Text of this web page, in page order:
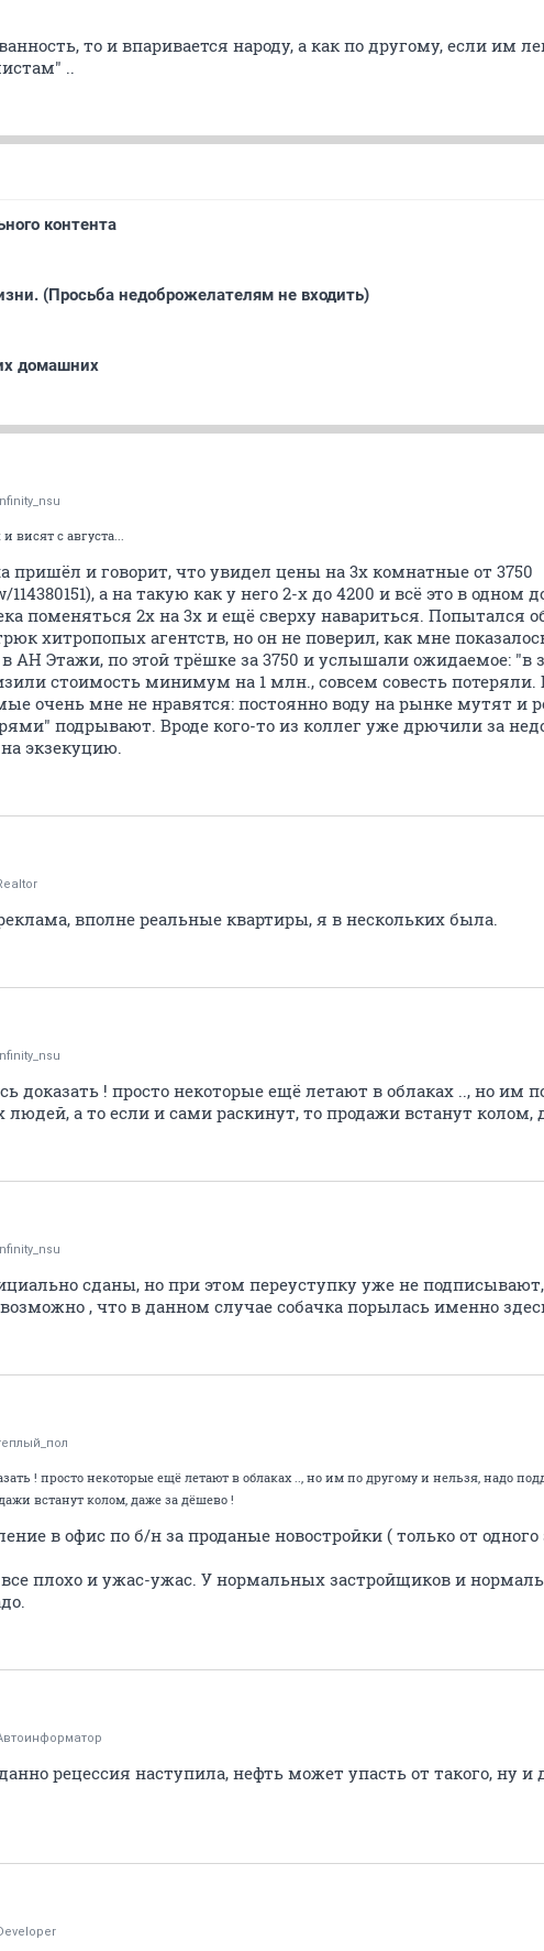
то и впаривается народу, а как по другому, если им
..
контента
(Просьба недоброжелателям не входить)
домашних
висят с августа...
и говорит, что увидел цены на 3х комнатные от 3750
а на такую как у него 2-х до 4200 и всё это в одном
поменяться 2х на 3х и ещё сверху навариться. Попытался
хитропопых агентств, но он не поверил, как мне
АН Этажи, по этой трёшке за 3750 и услышали ожидаемое: "в
стоимость минимум на 1 млн., совсем совесть
очень мне не нравятся: постоянно воду на рынке мутят и
подрывают. Вроде кого-то из коллег уже дрючили за
экзекуцию.
вполне реальные квартиры, я в нескольких была.
доказать ! просто некоторые ещё летают в облаках .., но им
а то если и сами раскинут, то продажи встанут колом,
сданы, но при этом переуступку уже не
, что в данном случае собачка порылась именно
! просто некоторые ещё летают в облаках .., но им по другому и нельзя, надо
встанут колом, даже за дёшево !
в офис по б/н за проданые новостройки ( только от
плохо и ужас-ужас. У нормальных застройщиков и
рецессия наступила, нефть может упасть от такого, ну и